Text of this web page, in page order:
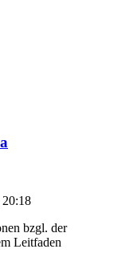
20:18
bzgl. der
Leitfaden